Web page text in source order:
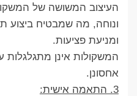
העיצוב המשושה של
ונוחה, מה שמבטיח ביצוע
ומניעת פציעות.
המשקולות אינן
אחסונן.
3. התאמה אישית: